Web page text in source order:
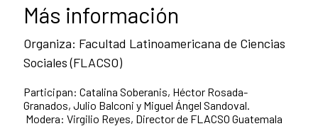
Más información
Organiza: Facultad Latinoamericana de Ciencias
Sociales (FLACSO)
Participan: Catalina Soberanis, Héctor Rosada-
Granados, Julio Balconi y Miguel Ángel Sandoval.
Modera: Virgilio Reyes, Director de FLACSO Guatemala